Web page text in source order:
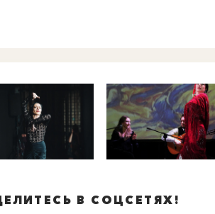
В СОЦСЕТЯХ!